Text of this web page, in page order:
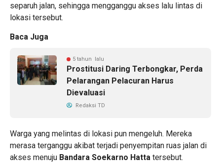
separuh jalan, sehingga mengganggu akses lalu lintas di
lokasi tersebut.
Baca Juga
5 tahun lalu
Prostitusi Daring Terbongkar, Perda
Pelarangan Pelacuran Harus
Dievaluasi
Redaksi TD
Warga yang melintas di lokasi pun mengeluh. Mereka
merasa terganggu akibat terjadi penyempitan ruas jalan di
akses menuju Bandara Soekarno Hatta tersebut.